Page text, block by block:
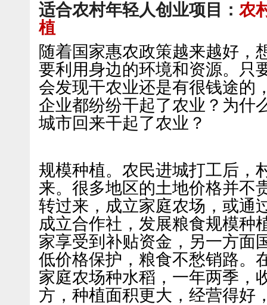
适合农村年轻人创业项目： 农
植
随着国家惠农政策越来越好，
要利用身边的环境和资源。只
会发现干农业还是有很钱途的
企业都纷纷干起了农业？为什
城市回来干起了农业？
规模种植。农民进城打工后，
来。很多地区的土地价格并不
转过来，成立家庭农场，或通
成立合作社，发展粮食规模种
家享受到补贴资金，另一方面
低价格保护，粮食不愁销路。
家庭农场种水稻，一年两季，
方，种植面积更大，经营得好